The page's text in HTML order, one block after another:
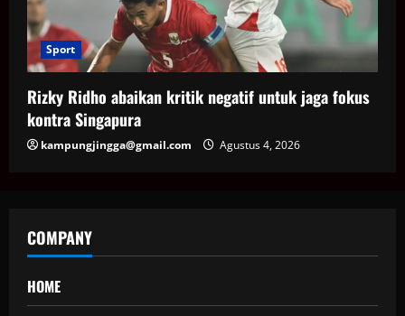
Sport
Rizky Ridho abaikan kritik negatif untuk jaga fokus
kontra Singapura
kampungjingga@gmail.com Agustus 4, 2026
COMPANY
HOME